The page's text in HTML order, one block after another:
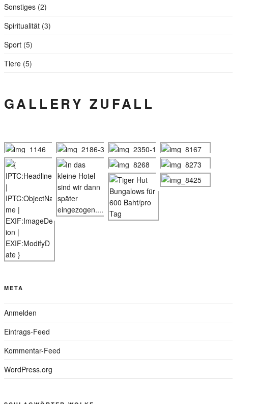
Sonstiges(2)
Spiritualität(3)
Sport(5)
Tiere(5)
GALLERY ZUFALL
META
Anmelden
Eintrags-Feed
Kommentar-Feed
WordPress.org